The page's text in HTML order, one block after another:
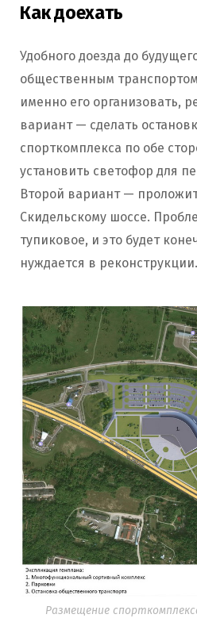
Как доехать
Удобного доезда до
общественным
именно его организовать,
вариант — сделать
спорткомплекса по обе
установить светофор для
Второй вариант —
Скидельскому шоссе.
тупиковое, и это будет
нуждается в реконструкции.
Размещение